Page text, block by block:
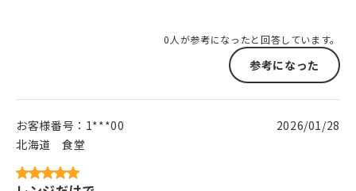
0人が参考になったと回答しています。
参考になった
お客様番号： 1***00
北海道
食堂
2026/01/28